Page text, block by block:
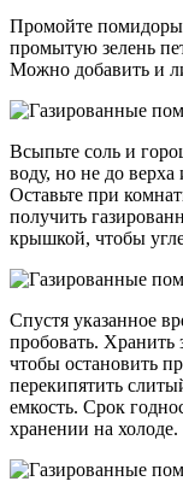
Промойте помидоры
промытую зелень
Можно добавить и
Всыпьте соль и
воду, но не до
Оставьте при
получить
крышкой, чтобы
Спустя указанное
пробовать. Хранить
чтобы остановить
перекипятить
емкость. Срок
хранении на холоде.